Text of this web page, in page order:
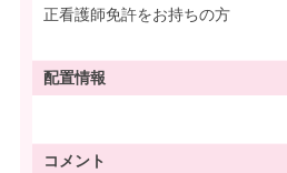
正看護師免許をお持ちの方
配置情報
コメント